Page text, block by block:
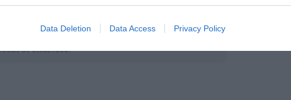
Data Deletion Data Access Privacy Policy
fuente preferida de Google
de actualidad.